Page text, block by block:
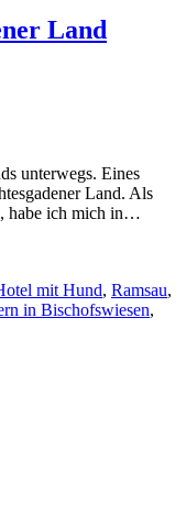
Land
unterwegs. Eines
Land. Als
habe ich mich in…
mit Hund, Ramsau,
in Bischofswiesen,